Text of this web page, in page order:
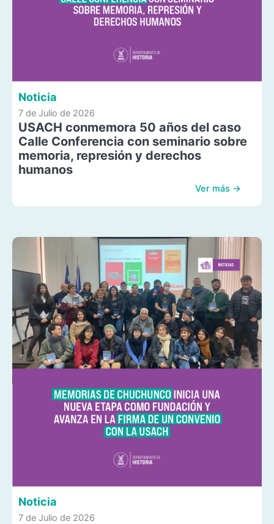
Noticia
7 de Julio de 2026
USACH conmemora 50 años del caso
Calle Conferencia con seminario sobre
memoria, represión y derechos
humanos
Ver más →
Noticia
7 de Julio de 2026